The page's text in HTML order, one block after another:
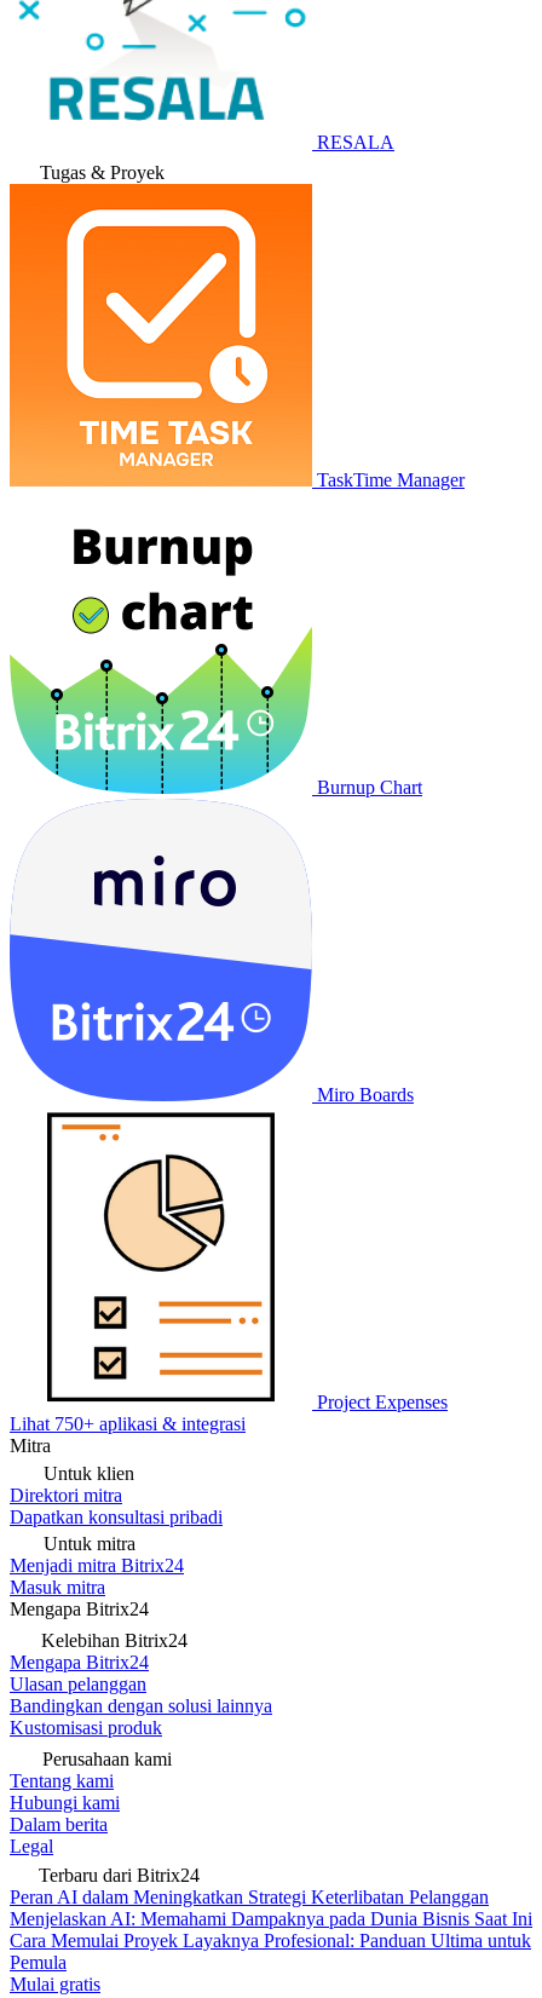
RESALA
Tugas & Proyek
TaskTime Manager
Burnup Chart
Miro Boards
Project Expenses
Lihat 750+ aplikasi & integrasi
Mitra
Untuk klien
Direktori mitra
Dapatkan konsultasi pribadi
Untuk mitra
Menjadi mitra Bitrix24
Masuk mitra
Mengapa Bitrix24
Kelebihan Bitrix24
Mengapa Bitrix24
Ulasan pelanggan
Bandingkan dengan solusi lainnya
Kustomisasi produk
Perusahaan kami
Tentang kami
Hubungi kami
Dalam berita
Legal
Terbaru dari Bitrix24
Peran AI dalam Meningkatkan Strategi Keterlibatan Pelanggan
Menjelaskan AI: Memahami Dampaknya pada Dunia Bisnis Saat Ini
Cara Memulai Proyek Layaknya Profesional: Panduan Ultima untuk
Pemula
Mulai gratis